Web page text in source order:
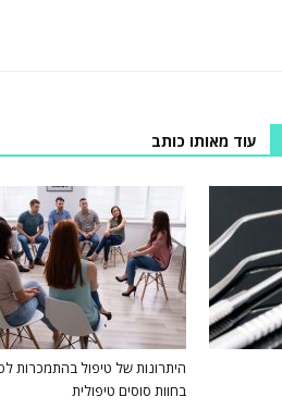
עוד מאותו כותב
היתרונות של טיפול בהתמכרות
בחוות סוסים טיפולית